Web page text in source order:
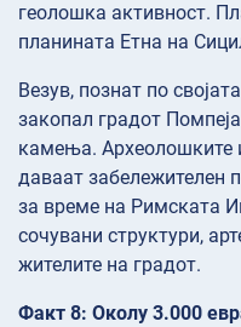
геолошка активност.
планината Етна на
Везув, познат по
закопал градот
камења. Археолошките
даваат забележителен
за време на Римската
сочувани структури,
жителите на градот.
Факт 8: Околу 3.000